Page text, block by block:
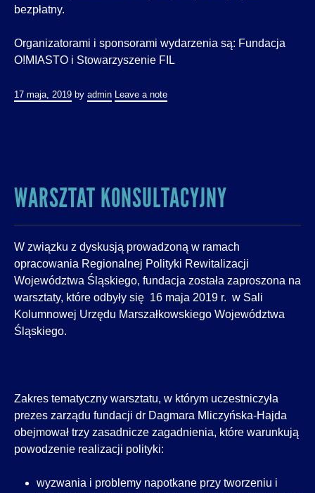
bezpłatny.
Organizatorami i sponsorami wydarzenia są: Fundacja
O!MIASTO i Stowarzyszenie FIL
17 maja, 2019 by admin Leave a note
WARSZTAT KONSULTACYJNY
W związku z dyskusją prowadzoną w ramach
opracowania Regionalnej Polityki Rewitalizacji
Województwa Śląskiego, fundacja została zaproszona na
warsztaty, które odbyły się 16 maja 2019 r. w Sali
Kolumnowej Urzędu Marszałkowskiego Województwa
Śląskiego.
Zakres tematyczny warsztatu, w którym uczestniczyła
prezes zarządu fundacji dr Dagmara Mliczyńska-Hajda
obejmował trzy zasadnicze zagadnienia, które warunkują
powodzenie realizacji polityki:
wyzwania i problemy napotkane przy tworzeniu i